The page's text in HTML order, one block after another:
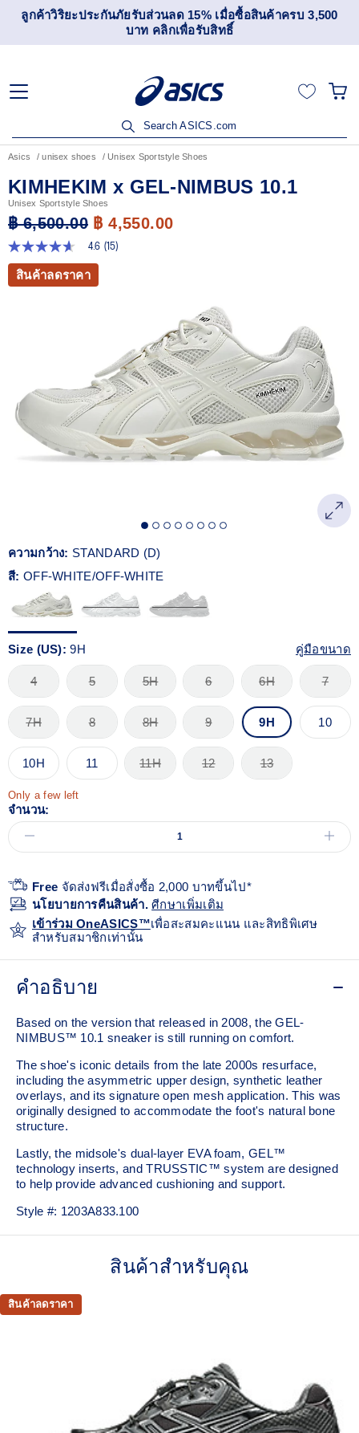
เข้าร่วม OneASICS™ เพื่อสะสมคะแนน และสิทธิพิเศษสำหรับ
สมาชิกเท่านั้น สมัครเลย
Search ASICS.com
Asics unisex shoes Unisex Sportstyle Shoes
KIMHEKIM x GEL-NIMBUS 10.1
Unisex Sportstyle Shoes
฿ 6,500.00 ฿ 4,550.00
4.6
จาก
ดาว
หน้า
เดียวกัน
4.6 (15)
สินค้าลดราคา
ความกว้าง: STANDARD (D)
สี: OFF-WHITE/OFF-WHITE
Size (US):9H คู่มือขนาด
4 5 5H 6 6H 7
7H 8 8H 9 9H 10
10H 11 11H 12 13
Only a few left
จำนวน:
Free จัดส่งฟรีเมื่อสั่งซื้อ 2,000 บาทขึ้นไป*
นโยบายการคืนสินค้า.ศีกษาเพิ่มเติม
เข้าร่วม OneASICS™เพื่อสะสมคะแนน และสิทธิพิเศษ
สำหรับสมาชิกเท่านั้น
คำอธิบาย
Based on the version that released in 2008, the GEL-
NIMBUS™ 10.1 sneaker is still running on comfort. ​
The shoe's iconic details from the late 2000s resurface,
including the asymmetric upper design, synthetic leather
overlays, and its signature open mesh application. This was
originally designed to accommodate the foot's natural bone
structure.​
Lastly, the midsole's dual-layer EVA foam, GEL™
technology inserts, and TRUSSTIC™ system are designed
to help provide advanced cushioning and support.
Style #: 1203A833.100
สินค้าสำหรับคุณ
สินค้าลดราคา